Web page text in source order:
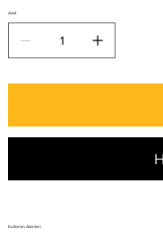
Adet
Kullanım Alanları